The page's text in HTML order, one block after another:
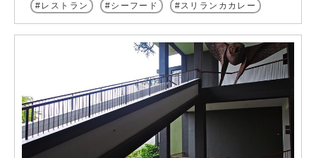
レストラン シーフード スリランカカレー